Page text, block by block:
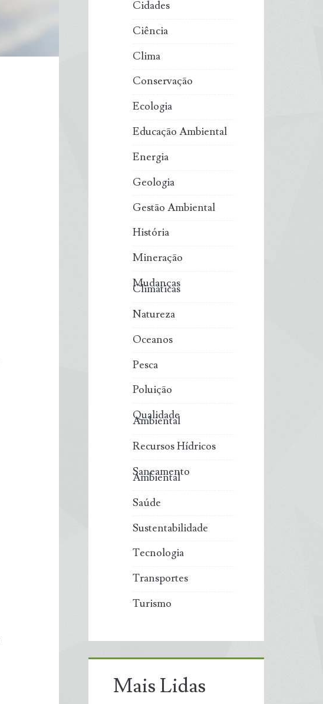
Cidades
Ciência
Clima
Conservação
Ecologia
Educação Ambiental
Energia
Geologia
Gestão Ambiental
História
Mineração
Mudanças
Climáticas
Natureza
Oceanos
Pesca
Poluição
Qualidade
Ambiental
Recursos Hídricos
Saneamento
Ambiental
Saúde
Sustentabilidade
Tecnologia
Transportes
Turismo
Mais Lidas